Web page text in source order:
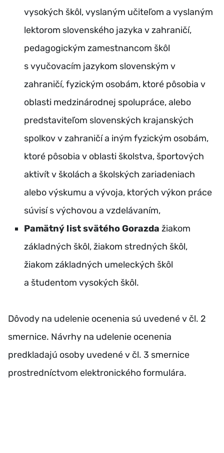
vysokých škôl, vyslaným učiteľom a vyslaným
lektorom slovenského jazyka v zahraničí,
pedagogickým zamestnancom škôl
s vyučovacím jazykom slovenským v
zahraničí, fyzickým osobám, ktoré pôsobia v
oblasti medzinárodnej spolupráce, alebo
predstaviteľom slovenských krajanských
spolkov v zahraničí a iným fyzickým osobám,
ktoré pôsobia v oblasti školstva, športových
aktivít v školách a školských zariadeniach
alebo výskumu a vývoja, ktorých výkon práce
súvisí s výchovou a vzdelávaním,
Pamätný list svätého Gorazda žiakom
základných škôl, žiakom stredných škôl,
žiakom základných umeleckých škôl
a študentom vysokých škôl.
Dôvody na udelenie ocenenia sú uvedené v čl. 2
smernice. Návrhy na udelenie ocenenia
predkladajú osoby uvedené v čl. 3 smernice
prostredníctvom elektronického formulára.